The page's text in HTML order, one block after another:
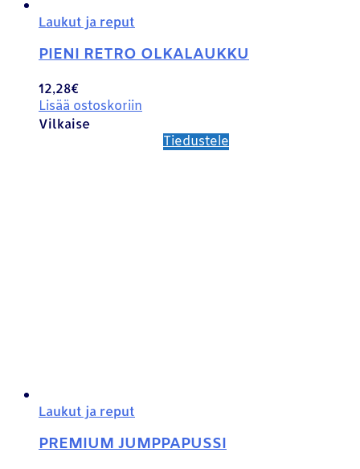
Laukut ja reput
PIENI RETRO OLKALAUKKU
12,28€
Lisää ostoskoriin
Vilkaise
Tiedustele
Laukut ja reput
PREMIUM JUMPPAPUSSI